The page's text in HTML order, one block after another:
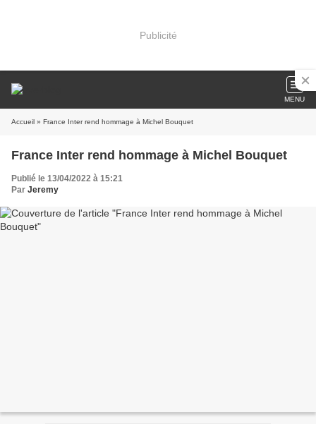
Publicité
MENU
Accueil » France Inter rend hommage à Michel Bouquet
France Inter rend hommage à Michel Bouquet
Publié le 13/04/2022 à 15:21
Par Jeremy